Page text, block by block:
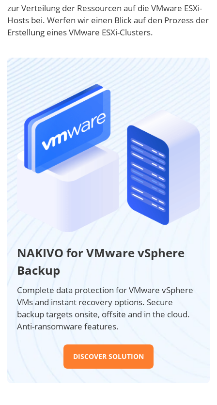
zur Verteilung der Ressourcen auf die VMware ESXi-
Hosts bei. Werfen wir einen Blick auf den Prozess der
Erstellung eines VMware ESXi-Clusters.
NAKIVO for VMware vSphere
Backup
Complete data protection for VMware vSphere
VMs and instant recovery options. Secure
backup targets onsite, offsite and in the cloud.
Anti-ransomware features.
DISCOVER SOLUTION